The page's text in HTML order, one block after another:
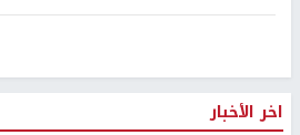
اخر الأخبار